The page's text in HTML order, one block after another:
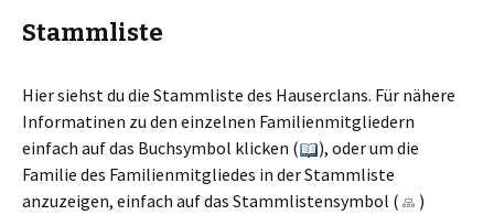
Stammliste
Hier siehst du die Stammliste des Hauserclans. Für nähere
Informatinen zu den einzelnen Familienmitgliedern
einfach auf das Buchsymbol klicken (
), oder um die
Familie des Familienmitgliedes in der Stammliste
anzuzeigen, einfach auf das Stammlistensymbol (
)